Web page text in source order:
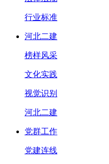
行业标准
河北二建
榜样风采
文化实践
视觉识别
河北二建
党群工作
党建连线